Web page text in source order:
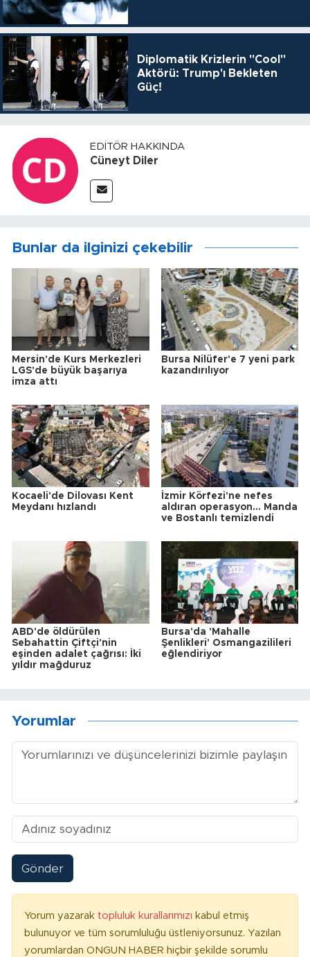
Diplomatik Krizlerin "Cool"
Aktörü: Trump'ı Bekleten
Güç!
EDITÖR HAKKINDA
Cüneyt Diler
Bunlar da ilginizi çekebilir
Mersin'de Kurs Merkezleri
LGS'de büyük başarıya
imza attı
Bursa Nilüfer'e 7 yeni park
kazandırılıyor
Kocaeli'de Dilovası Kent
Meydanı hızlandı
İzmir Körfezi'ne nefes
aldıran operasyon... Manda
ve Bostanlı temizlendi
ABD'de öldürülen
Sebahattin Çiftçi'nin
eşinden adalet çağrısı: İki
yıldır mağduruz
Bursa'da 'Mahalle
Şenlikleri' Osmangazilileri
eğlendiriyor
Yorumlar
Gönder
Yorum yazarak topluluk kurallarımızı kabul etmiş
bulunuyor ve tüm sorumluluğu üstleniyorsunuz. Yazılan
yorumlardan ONGUN HABER hiçbir şekilde sorumlu